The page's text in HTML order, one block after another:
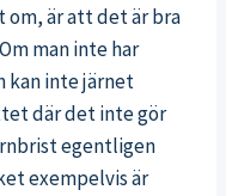
om, är att det är bra
man inte har
kan inte järnet
där det inte gör
egentligen
exempelvis är